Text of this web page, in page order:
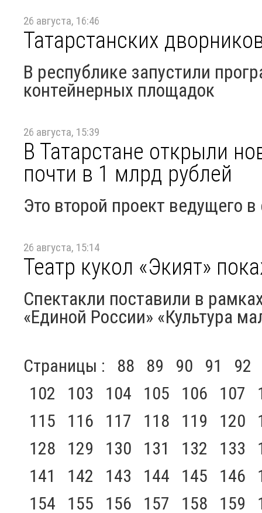
26 августа, 16:46
Татарстанских
В республике запустили
контейнерных площадок
26 августа, 15:39
В Татарстане открыли
почти в 1 млрд рублей
Это второй проект ведущего
26 августа, 15:14
Театр кукол «Экият»
Спектакли поставили в
«Единой России» «Культура
Страницы : 88 89 90 91
92
102
103 104 105 106 107
115
116 117 118 119 120
128
129 130 131 132 133
141
142 143 144 145 146
154
155 156 157 158 159